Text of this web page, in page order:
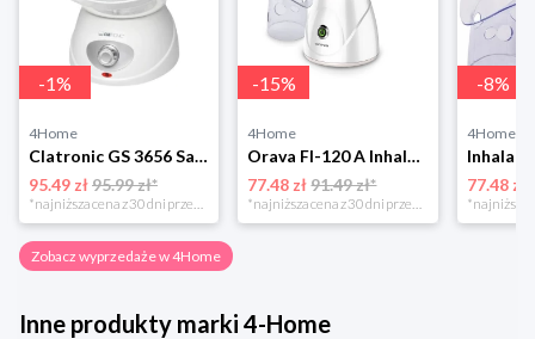
-1%
4Home
Clatronic GS 3656 Sauna do twarzy
95.49 zł95.99 zł*
*najniższa cena z 30 dni przed obniżką
-15%
4Home
Orava FI-120 A Inhalator i sauna do twarzy
77.48 zł 91.49 zł*
*najniższa cena z 30 dni przed obniżką
-8%
4Home
77.48 zł
Zobacz wyprzedaże w 4Home
Inne produkty marki 4-Home